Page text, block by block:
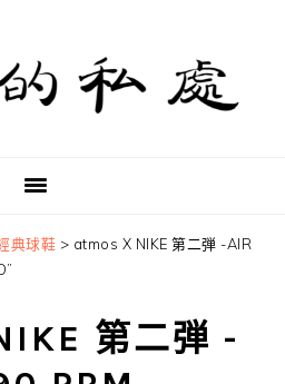
典球鞋 > atmos X NIKE 第二弾 -AIR
第二弾 -